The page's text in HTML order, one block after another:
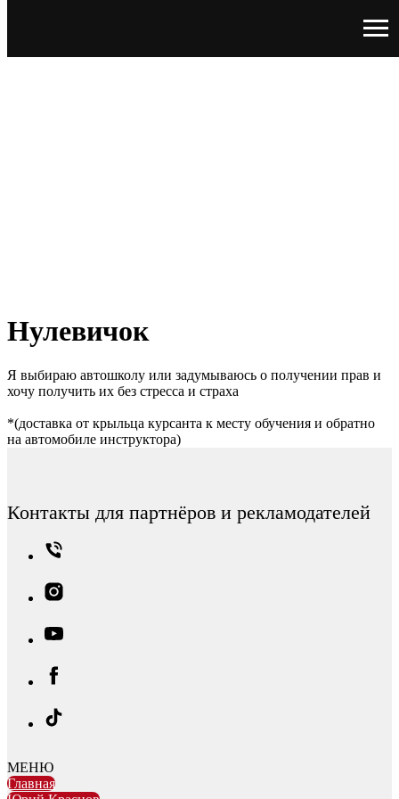
Нулевичок
Я выбираю автошколу или задумываюсь о получении прав и
хочу получить их без стресса и страха
*(доставка от крыльца курсанта к месту обучения и обратно
на автомобиле инструктора)
Контакты для партнёров и рекламодателей
МЕНЮ
Главная